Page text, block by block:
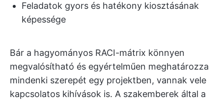
Feladatok gyors és hatékony kiosztásának
képessége
Bár a hagyományos RACI-mátrix könnyen
megvalósítható és egyértelműen meghatározza
mindenki szerepét egy projektben, vannak vele
kapcsolatos kihívások is. A szakemberek által a